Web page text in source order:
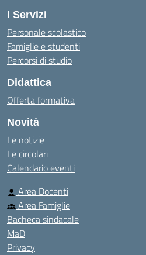
I Servizi
Personale scolastico
Famiglie e studenti
Percorsi di studio
Didattica
Offerta formativa
Novità
Le notizie
Le circolari
Calendario eventi
Area Docenti
Area Famiglie
Bacheca sindacale
MaD
Privacy